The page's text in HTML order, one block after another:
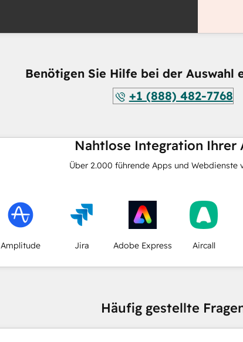
Benötigen Sie Hilfe bei der Auswahl
+1 (888) 482-7768
Nahtlose Integration Ihrer
Über 2.000 führende Apps und Webdienste
Amplitude Jira Adobe Express Aircall
Häufig gestellte